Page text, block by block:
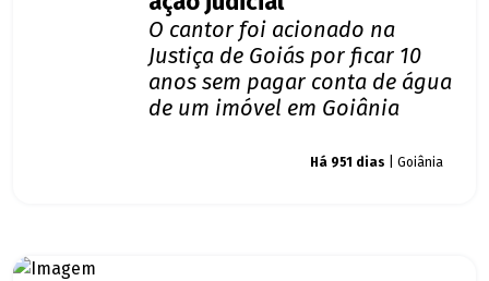
O cantor foi acionado na
Justiça de Goiás por ficar 10
anos sem pagar conta de água
de um imóvel em Goiânia
Há 951 dias | Goiânia